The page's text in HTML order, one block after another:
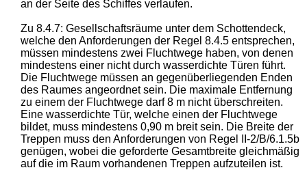
an der Seite des Schiffes verlaufen.
Zu 8.4.7: Gesellschaftsräume unter dem Schottendeck,
welche den Anforderungen der Regel 8.4.5 entsprechen,
müssen mindestens zwei Fluchtwege haben, von denen
mindestens einer nicht durch wasserdichte Türen führt.
Die Fluchtwege müssen an gegenüberliegenden Enden
des Raumes angeordnet sein. Die maximale Entfernung
zu einem der Fluchtwege darf 8 m nicht überschreiten.
Eine wasserdichte Tür, welche einen der Fluchtwege
bildet, muss mindestens 0,90 m breit sein. Die Breite der
Treppen muss den Anforderungen von Regel II-2/B/6.1.5b
genügen, wobei die geforderte Gesamtbreite gleichmäßig
auf die im Raum vorhandenen Treppen aufzuteilen ist.